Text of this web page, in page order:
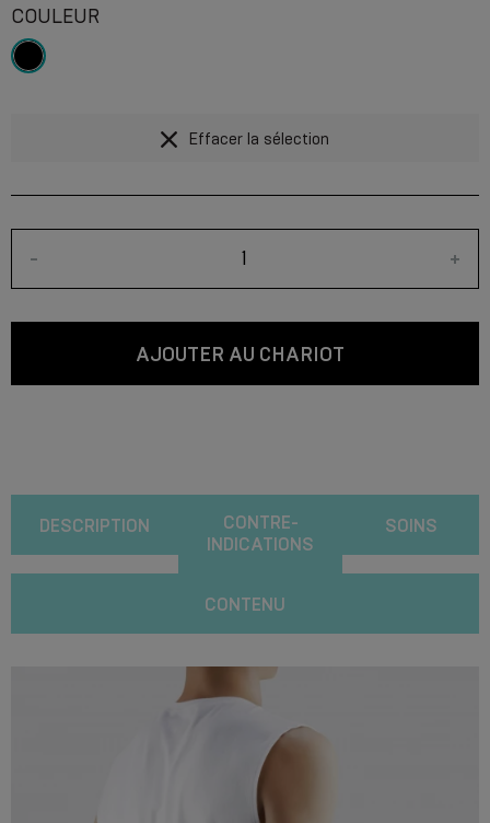
COULEUR
Effacer la sélection
- +
AJOUTER AU CHARIOT
DESCRIPTION
CONTRE-
INDICATIONS
SOINS
CONTENU